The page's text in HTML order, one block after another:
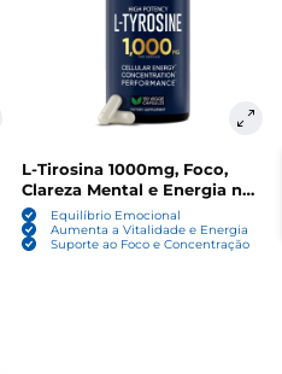
L-Tirosina 1000mg, Foco,
Clareza Mental e Energia no
Dia a Dia, 150 Cápsulas,
Alpha Flow
Equilíbrio Emocional
Aumenta a Vitalidade e Energia
Suporte ao Foco e Concentração